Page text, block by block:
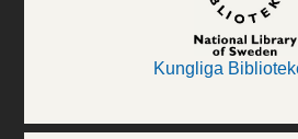
Kungliga